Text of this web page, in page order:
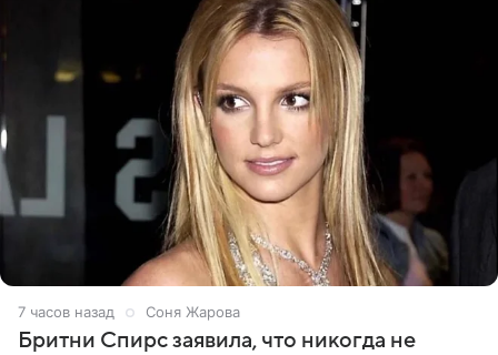
7 часов назад Соня Жарова
Бритни Спирс заявила, что никогда не